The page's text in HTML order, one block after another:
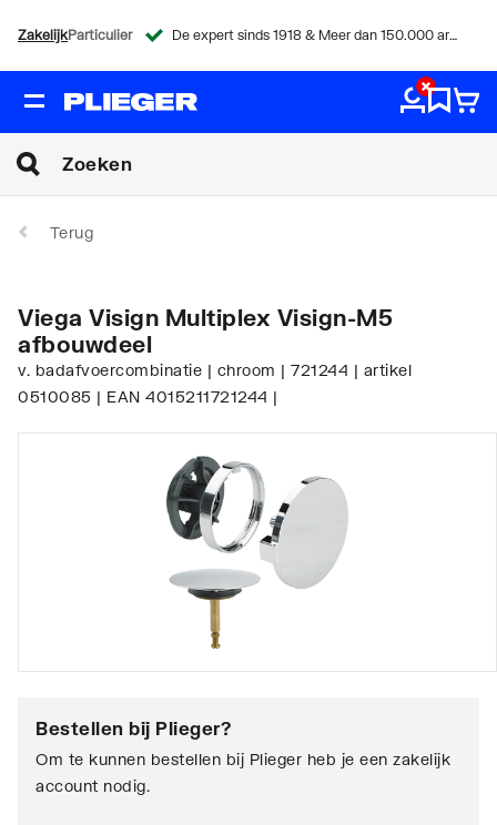
ZakelijkParticulier De expert sinds 1918 & Meer dan 150.000 artikelen
Terug
Viega Visign Multiplex Visign-M5
afbouwdeel
v. badafvoercombinatie | chroom | 721244 | artikel
0510085 | EAN 4015211721244 |
Bestellen bij Plieger?
Om te kunnen bestellen bij Plieger heb je een zakelijk
account nodig.